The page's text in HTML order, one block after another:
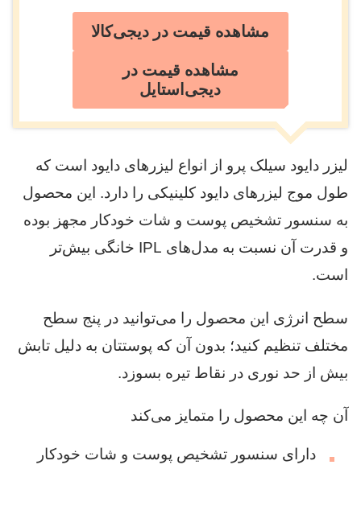
مشاهده قیمت در دیجی‌کالا
مشاهده قیمت در
دیجی‌استایل
لیزر دایود سیلک پرو از انواع لیزرهای دایود است که
طول موج لیزرهای دایود کلینیکی را دارد. این محصول
به سنسور تشخیص پوست و شات خودکار مجهز بوده
و قدرت آن نسبت به مدل‌های IPL خانگی بیش‌تر
است.
سطح انرژی این محصول را می‌توانید در پنج سطح
مختلف تنظیم کنید؛ بدون آن که پوستتان به دلیل تابش
بیش از حد نوری در نقاط تیره بسوزد.
آن چه این محصول را متمایز می‌کند
دارای سنسور تشخیص پوست و شات خودکار